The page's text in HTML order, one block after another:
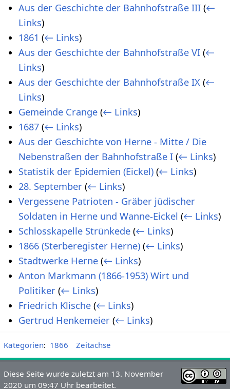
Aus der Geschichte der Bahnhofstraße III (←
Links)
1861 (← Links)
Aus der Geschichte der Bahnhofstraße VI (←
Links)
Aus der Geschichte der Bahnhofstraße IX (←
Links)
Gemeinde Crange (← Links)
1687 (← Links)
Aus der Geschichte von Herne - Mitte / Die
Nebenstraßen der Bahnhofstraße I (← Links)
Statistik der Epidemien (Eickel) (← Links)
28. September (← Links)
Vergessene Patrioten - Gräber jüdischer
Soldaten in Herne und Wanne-Eickel (← Links)
Schlosskapelle Strünkede (← Links)
1866 (Sterberegister Herne) (← Links)
Stadtwerke Herne (← Links)
Anton Markmann (1866-1953) Wirt und
Politiker (← Links)
Friedrich Klische (← Links)
Gertrud Henkemeier (← Links)
Kategorien: 1866 Zeitachse
Diese Seite wurde zuletzt am 13. November
2020 um 09:47 Uhr bearbeitet.